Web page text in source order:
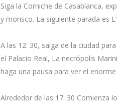
Siga la Corniche de Casablanca,
y morisco. La siguiente parada es
A las 12: 30, salga de la ciudad
el Palacio Real, La necrópolis
haga una pausa para ver el
Alrededor de las 17: 30 Comienza